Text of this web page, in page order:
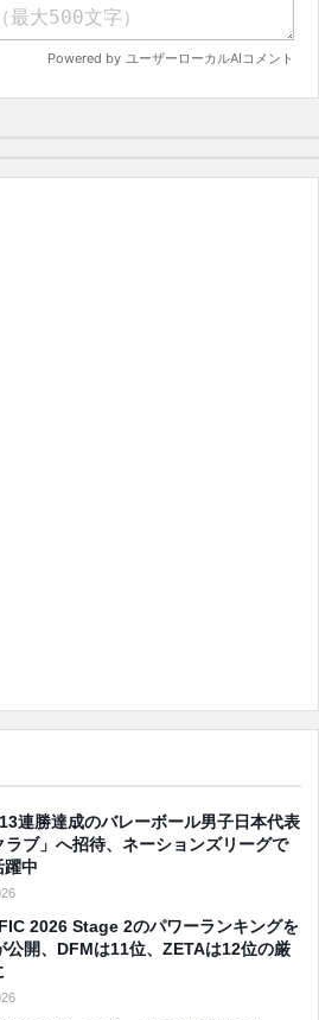
連勝達成のバレーボール男子日本代表
ラブ」へ招待、ネーションズリーグで
躍中
2026 Stage 2のパワーランキングを
開、DFMは11位、ZETAは12位の厳